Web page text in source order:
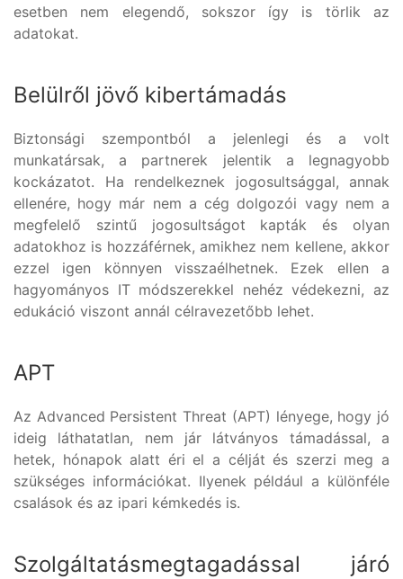
esetben nem elegendő, sokszor így is törlik az
adatokat.
Belülről jövő kibertámadás
Biztonsági szempontból a jelenlegi és a volt
munkatársak, a partnerek jelentik a legnagyobb
kockázatot. Ha rendelkeznek jogosultsággal, annak
ellenére, hogy már nem a cég dolgozói vagy nem a
megfelelő szintű jogosultságot kapták és olyan
adatokhoz is hozzáférnek, amikhez nem kellene, akkor
ezzel igen könnyen visszaélhetnek. Ezek ellen a
hagyományos IT módszerekkel nehéz védekezni, az
edukáció viszont annál célravezetőbb lehet.
APT
Az Advanced Persistent Threat (APT) lényege, hogy jó
ideig láthatatlan, nem jár látványos támadással, a
hetek, hónapok alatt éri el a célját és szerzi meg a
szükséges információkat. Ilyenek például a különféle
csalások és az ipari kémkedés is.
Szolgáltatásmegtagadással járó